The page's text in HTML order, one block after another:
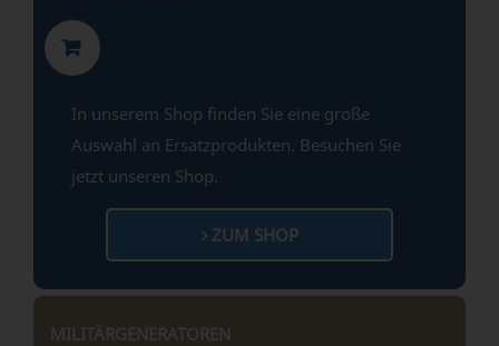
In unserem Shop finden Sie eine große
Auswahl an Ersatzprodukten. Besuchen Sie
jetzt unseren Shop.
ZUM SHOP
MILITÄRGENERATOREN